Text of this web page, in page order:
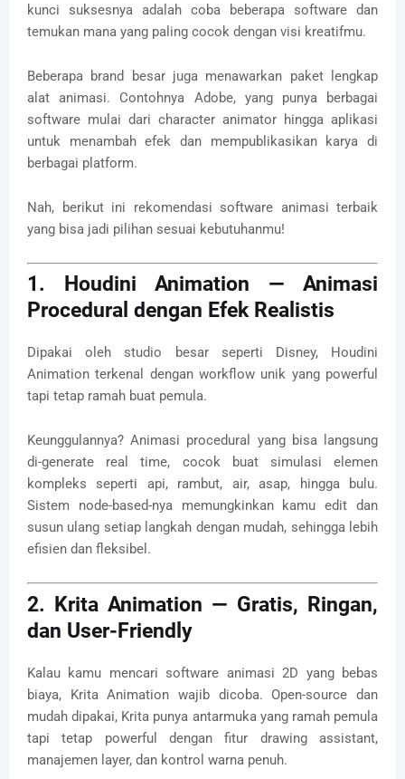
kunci suksesnya adalah coba beberapa software dan
temukan mana yang paling cocok dengan visi kreatifmu.
Beberapa brand besar juga menawarkan paket lengkap
alat animasi. Contohnya Adobe, yang punya berbagai
software mulai dari character animator hingga aplikasi
untuk menambah efek dan mempublikasikan karya di
berbagai platform.
Nah, berikut ini rekomendasi software animasi terbaik
yang bisa jadi pilihan sesuai kebutuhanmu!
1. Houdini Animation — Animasi
Procedural dengan Efek Realistis
Dipakai oleh studio besar seperti Disney, Houdini
Animation terkenal dengan workflow unik yang powerful
tapi tetap ramah buat pemula.
Keunggulannya? Animasi procedural yang bisa langsung
di-generate real time, cocok buat simulasi elemen
kompleks seperti api, rambut, air, asap, hingga bulu.
Sistem node-based-nya memungkinkan kamu edit dan
susun ulang setiap langkah dengan mudah, sehingga lebih
efisien dan fleksibel.
2. Krita Animation — Gratis, Ringan,
dan User-Friendly
Kalau kamu mencari software animasi 2D yang bebas
biaya, Krita Animation wajib dicoba. Open-source dan
mudah dipakai, Krita punya antarmuka yang ramah pemula
tapi tetap powerful dengan fitur drawing assistant,
manajemen layer, dan kontrol warna penuh.